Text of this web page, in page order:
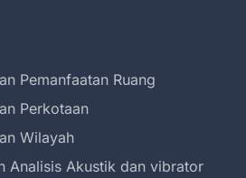
Pemanfaatan Ruang
Perkotaan
Wilayah
Analisis Akustik dan vibrator